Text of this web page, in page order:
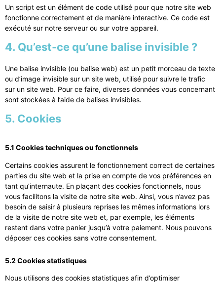
Un script est un élément de code utilisé pour que notre site web
fonctionne correctement et de manière interactive. Ce code est
exécuté sur notre serveur ou sur votre appareil.
4. Qu’est-ce qu’une balise invisible ?
Une balise invisible (ou balise web) est un petit morceau de texte
ou d’image invisible sur un site web, utilisé pour suivre le trafic
sur un site web. Pour ce faire, diverses données vous concernant
sont stockées à l’aide de balises invisibles.
5. Cookies
5.1 Cookies techniques ou fonctionnels
Certains cookies assurent le fonctionnement correct de certaines
parties du site web et la prise en compte de vos préférences en
tant qu’internaute. En plaçant des cookies fonctionnels, nous
vous facilitons la visite de notre site web. Ainsi, vous n’avez pas
besoin de saisir à plusieurs reprises les mêmes informations lors
de la visite de notre site web et, par exemple, les éléments
restent dans votre panier jusqu’à votre paiement. Nous pouvons
déposer ces cookies sans votre consentement.
5.2 Cookies statistiques
Nous utilisons des cookies statistiques afin d’optimiser